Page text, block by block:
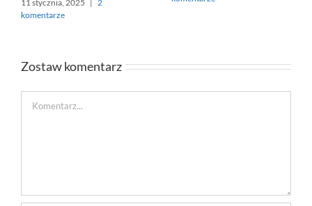
11 stycznia, 2025 | 2
komentarze
Zostaw komentarz
Comment